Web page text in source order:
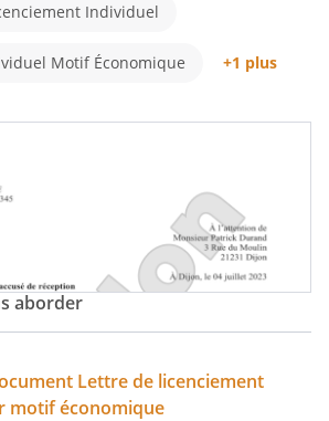
Individuel
Motif Économique +1 plus
aborder
Lettre de licenciement
motif économique